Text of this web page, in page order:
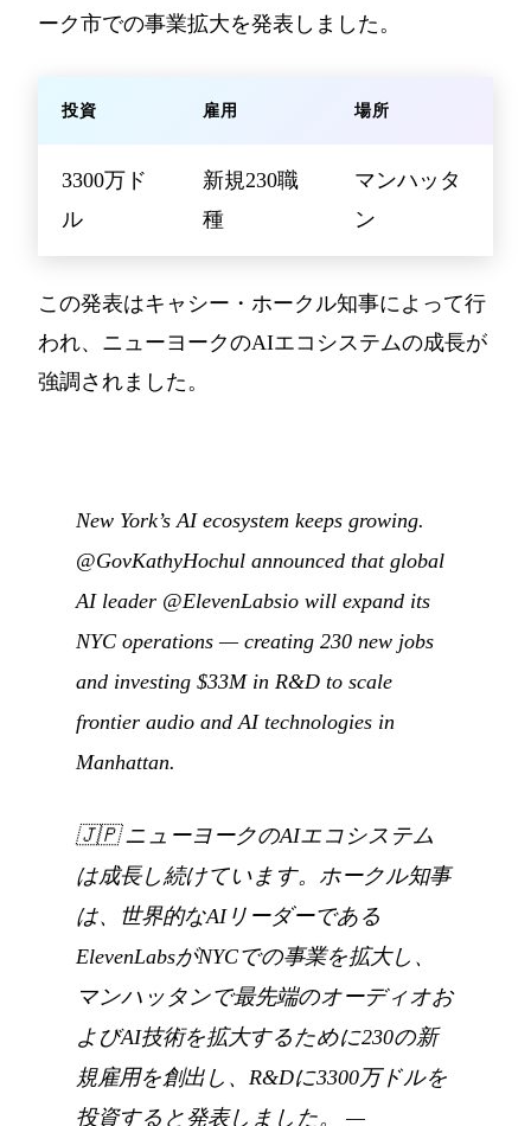
ーク市での事業拡大を発表しました。
投資 雇用 場所
3300万ド
ル
新規230職
種
マンハッタ
ン
この発表はキャシー・ホークル知事によって行
われ、ニューヨークのAIエコシステムの成長が
強調されました。
New York’s AI ecosystem keeps growing.
@GovKathyHochul announced that global
AI leader @ElevenLabsio will expand its
NYC operations — creating 230 new jobs
and investing $33M in R&D to scale
frontier audio and AI technologies in
Manhattan.
🇯🇵ニューヨークのAIエコシステム
は成長し続けています。ホークル知事
は、世界的なAIリーダーである
ElevenLabsがNYCでの事業を拡大し、
マンハッタンで最先端のオーディオお
よびAI技術を拡大するために230の新
規雇用を創出し、R&Dに3300万ドルを
投資すると発表しました。
—